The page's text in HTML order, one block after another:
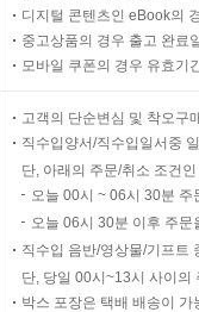
디지털 콘텐츠인 eBook의
중고상품의 경우 출고 완료
모바일 쿠폰의 경우 유효기
고객의 단순변심 및 착오구
직수입양서/직수입일서중
단, 아래의 주문/취소 조건
오늘 00시 ~ 06시 30분
오늘 06시 30분 이후 주
직수입 음반/영상물/기프트
단, 당일 00시~13시 사이의
박스 포장은 택배 배송이